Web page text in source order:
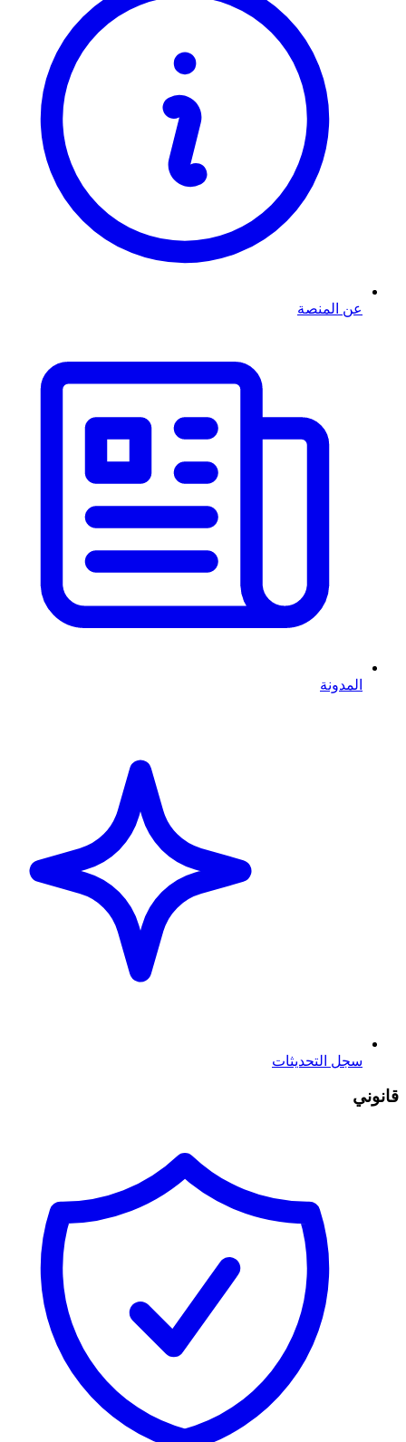
عن المنصة
المدونة
سجل التحديثات
قانوني